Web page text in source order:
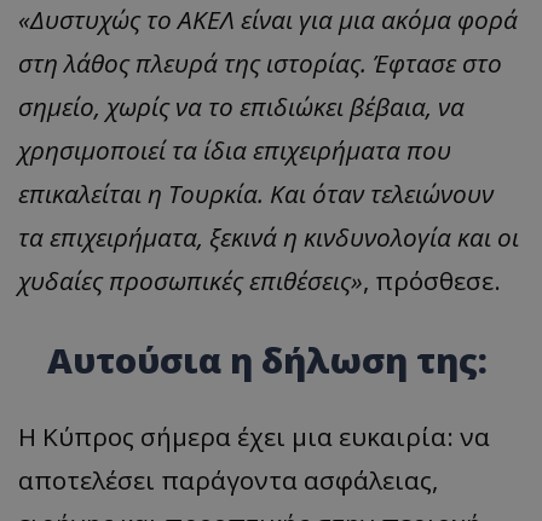
«Δυστυχώς το ΑΚΕΛ είναι για μια ακόμα φορά
στη λάθος πλευρά της ιστορίας. Έφτασε στο
σημείο, χωρίς να το επιδιώκει βέβαια, να
χρησιμοποιεί τα ίδια επιχειρήματα που
επικαλείται η Τουρκία. Και όταν τελειώνουν
τα επιχειρήματα, ξεκινά η κινδυνολογία και οι
χυδαίες προσωπικές επιθέσεις», πρόσθεσε.
Αυτούσια η δήλωση της:
Η Κύπρος σήμερα έχει μια ευκαιρία: να
αποτελέσει παράγοντα ασφάλειας,